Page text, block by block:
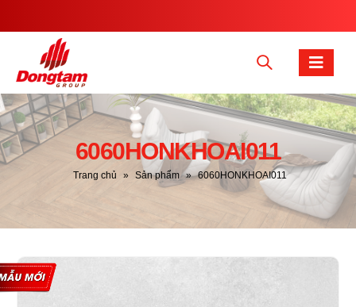
6060HONKHOAI011
Trang chủ » Sản phẩm » 6060HONKHOAI011